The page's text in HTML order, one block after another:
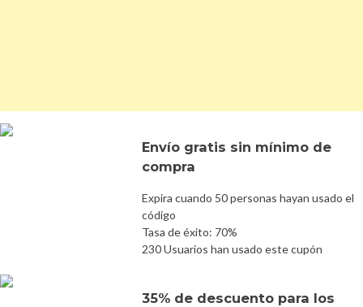
Envío gratis sin mínimo de
compra
Expira cuando 50 personas hayan usado el
código
Tasa de éxito: 70%
230 Usuarios han usado este cupón
35% de descuento para los